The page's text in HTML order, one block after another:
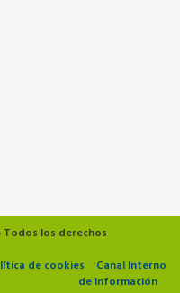
Todos los derechos
de cookies
Canal Interno
de Información